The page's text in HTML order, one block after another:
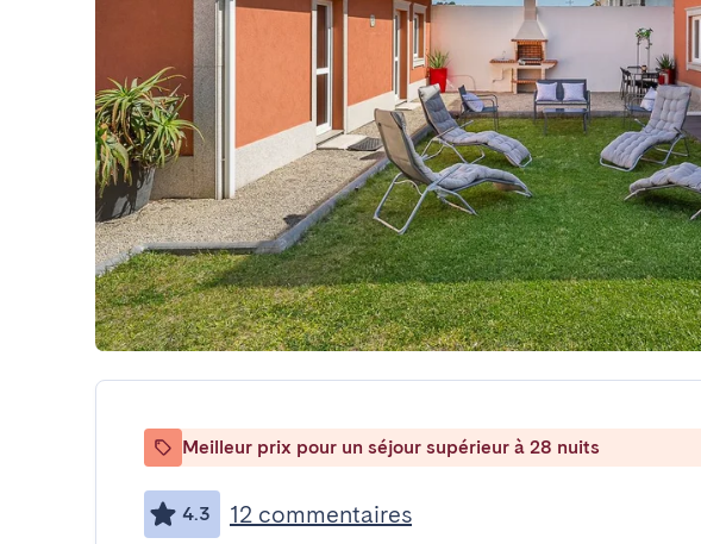
Meilleur prix pour un séjour supérieur à 28 nuits
4.3 12 commentaires